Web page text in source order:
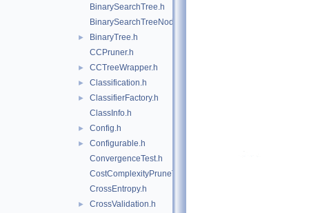
BinarySearchTree.h
BinarySearchTreeNode.h
►
BinaryTree.h
CCPruner.h
► CCTreeWrapper.h
► Classification.h
►
ClassifierFactory.h
ClassInfo.h
► Config.h
►
Configurable.h
ConvergenceTest.h
CostComplexityPruneTool.h
CrossEntropy.h
► CrossValidation.h